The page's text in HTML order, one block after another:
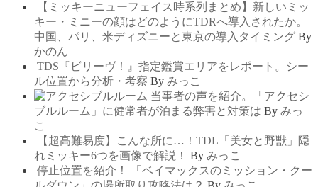
【ミッキーニューフェイス時系列まとめ】新しいミッ
キー・ミニーの顔はどのようにTDRへ導入されたか。
中国、パリ、米ディズニーと東京の導入タイミング By
かのん
TDS『ビリーヴ！』指定鑑賞エリアをレポート。シー
ル位置から分析・考察 By みっこ
当事者の声を紹介。「アクセシ
ブルルーム」に健常者が泊まる弊害と対策は By みっ
こ
【超高難易度】こんな所に…！TDL「美女と野獣」隠
れミッキー6つを画像で解説！
By みっこ
停止位置を紹介！ 「ベイマックスのミッション・クー